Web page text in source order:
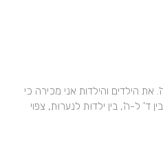
הילדים והילדות אני מכירה כי
ד' ל-ה', בין ילדוּת לנערוּת, צפוי